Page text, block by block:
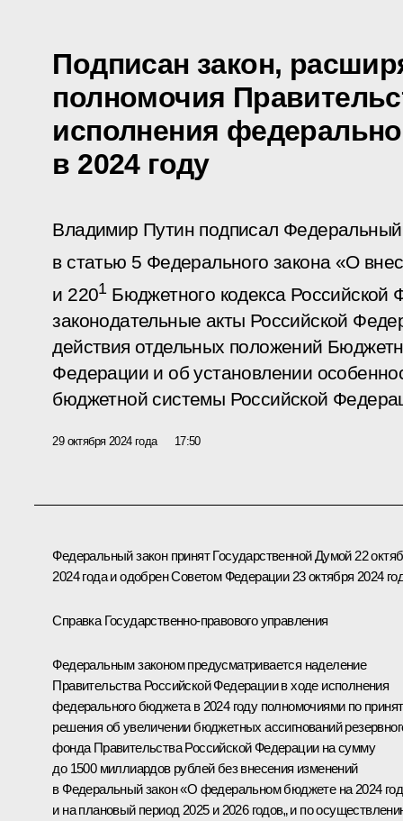
Подписан закон,
полномочия
исполнения
в 2024 году
Владимир Путин подписал
в статью 5 Федерального закона «О
и 2201Бюджетного кодекса Российской
законодательные акты Российской
действия отдельных положений
Федерации и об установлении
бюджетной системы Российской
29 октября 2024 года 17:50
Федеральный закон принят Государственной Думой 22
2024 года и одобрен Советом Федерации 23 октября 2024
Справка Государственно-правового управления
Федеральным законом предусматривается наделение
Правительства Российской Федерации в ходе исполнения
федерального бюджета в 2024 году полномочиями по
решения об увеличении бюджетных ассигнований
фонда Правительства Российской Федерации на сумму
до 1500 миллиардов рублей без внесения изменений
в Федеральный закон «О федеральном бюджете на 2024 год
и на плановый период 2025 и 2026 годов„ и по